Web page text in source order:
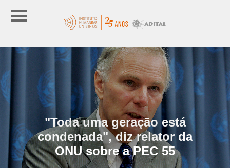
"Toda uma geração está
condenada", diz relator da
ONU sobre a PEC 55